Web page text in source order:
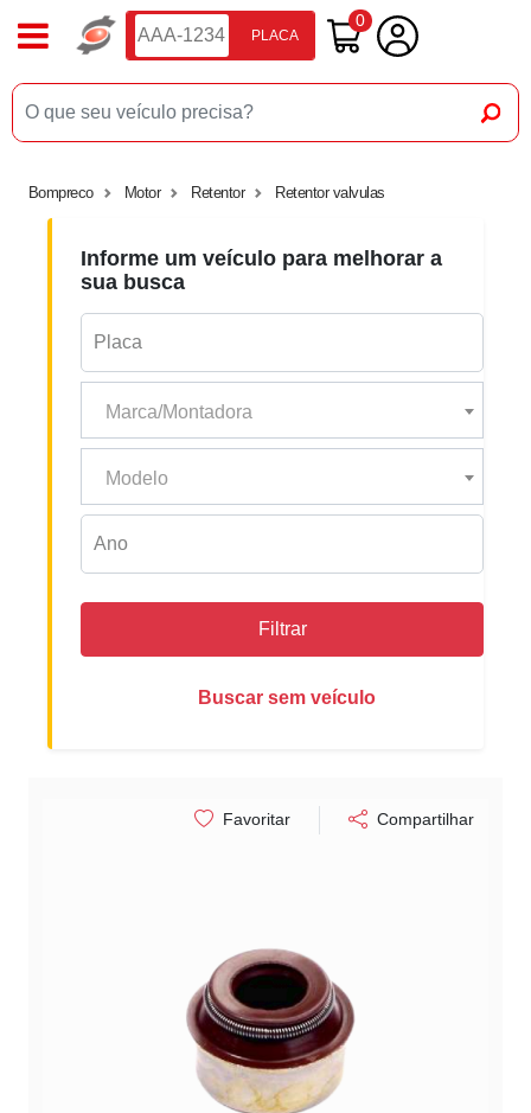
PLACA
0
Bompreco Motor Retentor Retentor valvulas
Informe um veículo para melhorar a
sua busca
Marca/Montadora
Modelo
Filtrar
Buscar sem veículo
Favoritar Compartilhar